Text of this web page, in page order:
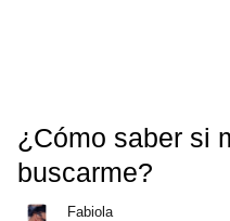
¿Cómo saber si
buscarme?
Fabiola